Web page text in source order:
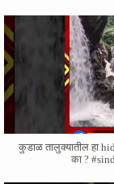
कुडाळ तालुक्यातील हा
का ?